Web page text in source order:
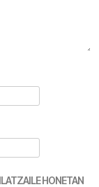
HONETAN